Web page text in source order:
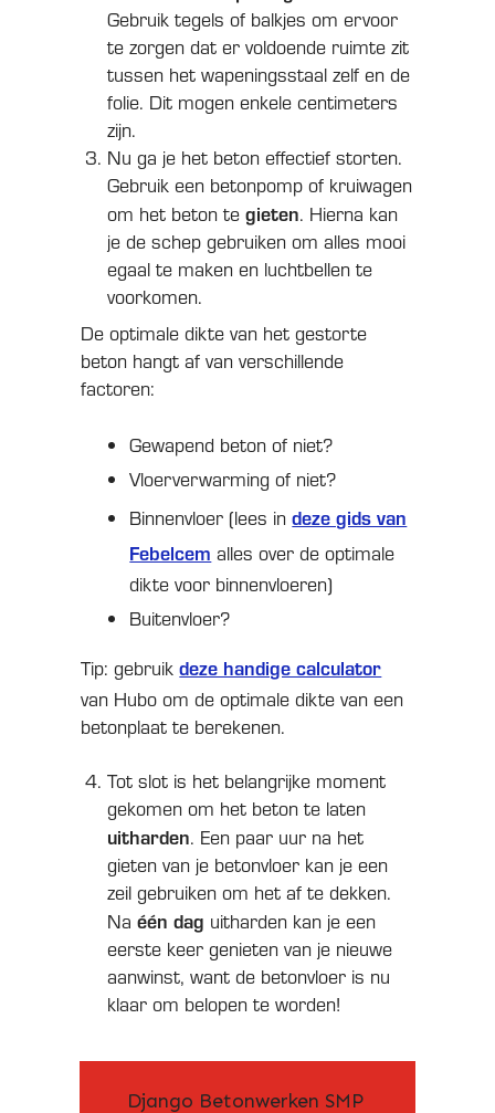
Gebruik tegels of balkjes om ervoor
te zorgen dat er voldoende ruimte zit
tussen het wapeningsstaal zelf en de
folie. Dit mogen enkele centimeters
zijn.
Nu ga je het beton effectief storten.
Gebruik een betonpomp of kruiwagen
om het beton tegieten. Hierna kan
je de schep gebruiken om alles mooi
egaal te maken en luchtbellen te
voorkomen.
De optimale dikte van het gestorte
beton hangt af van verschillende
factoren:
Gewapend beton of niet?
Vloerverwarming of niet?
Binnenvloer (lees indeze gids van
Febelcem alles over de optimale
dikte voor binnenvloeren)
Buitenvloer?
Tip: gebruikdeze handige calculator
van Hubo om de optimale dikte van een
betonplaat te berekenen.
Tot slot is het belangrijke moment
gekomen om het beton te laten
uitharden. Een paar uur na het
gieten van je betonvloer kan je een
zeil gebruiken om het af te dekken.
Naéén dag uitharden kan je een
eerste keer genieten van je nieuwe
aanwinst, want de betonvloer is nu
klaar om belopen te worden!